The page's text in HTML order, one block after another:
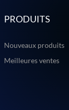
PRODUITS
Nouveaux produits
Meilleures ventes